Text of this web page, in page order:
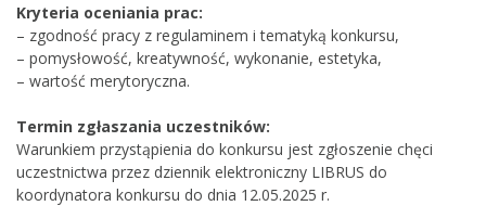
Kryteria oceniania prac:
– zgodność pracy z regulaminem i tematyką konkursu,
– pomysłowość, kreatywność, wykonanie, estetyka,
– wartość merytoryczna.
Termin zgłaszania uczestników:
Warunkiem przystąpienia do konkursu jest zgłoszenie chęci
uczestnictwa przez dziennik elektroniczny LIBRUS do
koordynatora konkursu do dnia 12.05.2025 r.